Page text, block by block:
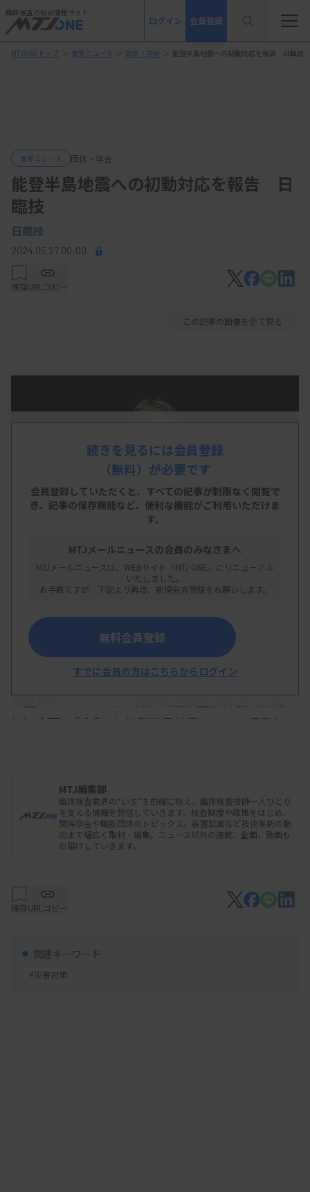
臨床検査の総合情報サイト
ログイン 会員登録
MTJONEトップ ＞ 業界ニュース ＞ 団体・学会 ＞ 能登半島地震への初動対応を報告 日臨技
業界ニュース 団体・学会
能登半島地震への初動対応を報告 日
臨技
日臨技
2024.05.27 00:00
保存URLコピー
この記事の画像を全て見る
深澤氏
第73回日本医学検査学会は5月12日、石川県立音
楽堂邦楽ホールで日本臨床衛生検査技師会（日臨
技）企画6「令和6年能登半島地震における日臨技の
介したほか、中部圏支部長で現地災害対策本部の室
長を務めた南部重一氏（富山県臨床検査技師会長）
と執行理事で現地リエゾン（橋渡し・調整役）を務
めた奥沢悦子氏（青森県臨床検査技師会長）がそれ
被災状況を確認して協議し、翌1月2日に災害対策本
部を立ち上げた。1月5日に、石川県庁に災害対策本
続きを見るには会員登録
（無料）が必要です
会員登録していただくと、すべての記事が制限なく閲覧で
き、 記事の保存機能など、便利な機能がご利用いただけま
す。
MTJメールニュースの会員のみなさまへ
MTJメールニュースは、WEBサイト「MTJ ONE」にリニューアル
いたしました。
お手数ですが、下記より再度、新規会員登録をお願いします。
無料会員登録
すでに会員の方はこちらからログイン
MTJ編集部
臨床検査業界の“いま”を的確に捉え、臨床検査技師一人ひとり
を支える情報を発信していきます。検査制度や政策をはじめ、
関係学会や職能団体のトピックス、装置試薬など技術革新の動
向まで幅広く取材・編集。ニュース以外の連載、企画、動画も
お届けしていきます。
保存URLコピー
関連キーワード
#災害対策